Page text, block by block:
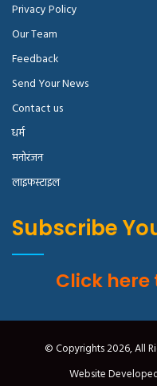
Privacy Policy
Our Team
Feedback
Send Your News
Contact us
धर्म
मनोरंजन
लाइफस्टाइल
Subscribe
Click
© Copyrights 2026, All
Website